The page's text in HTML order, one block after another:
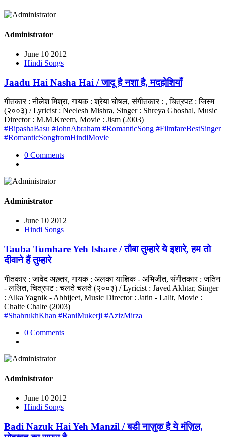
Administrator
June 10 2012
Hindi Songs
Jaadu Hai Nasha Hai / जादू है नशा है, मदहोशियाँ
गीतकार : नीलेश मिश्रा, गायक : श्रेया घोषल, संगीतकार : , चित्रपट : जिस्म
(२००३) / Lyricist : Neelesh Mishra, Singer : Shreya Ghoshal, Music
Director : M.M.Kreem, Movie : Jism (2003)
#BipashaBasu #JohnAbraham #RomanticSong #FilmfareBestSinger
#RomanticSongfromHindiMovie
0 Comments
Administrator
June 10 2012
Hindi Songs
Tauba Tumhare Yeh Ishare / तौबा तुम्हारे ये इशारे, हम तो
दीवाने हैं तुम्हारे
गीतकार : जावेद अख़्तर, गायक : अलका याज्ञिक - अभिजीत, संगीतकार : जतिन
- ललित, चित्रपट : चलते चलते (२००३) / Lyricist : Javed Akhtar, Singer
: Alka Yagnik - Abhijeet, Music Director : Jatin - Lalit, Movie :
Chalte Chalte (2003)
#ShahrukhKhan #RaniMukerji #AzizMirza
0 Comments
Administrator
June 10 2012
Hindi Songs
Badi Nazuk Hai Yeh Manzil / बडी नाज़ुक है ये मंज़िल,